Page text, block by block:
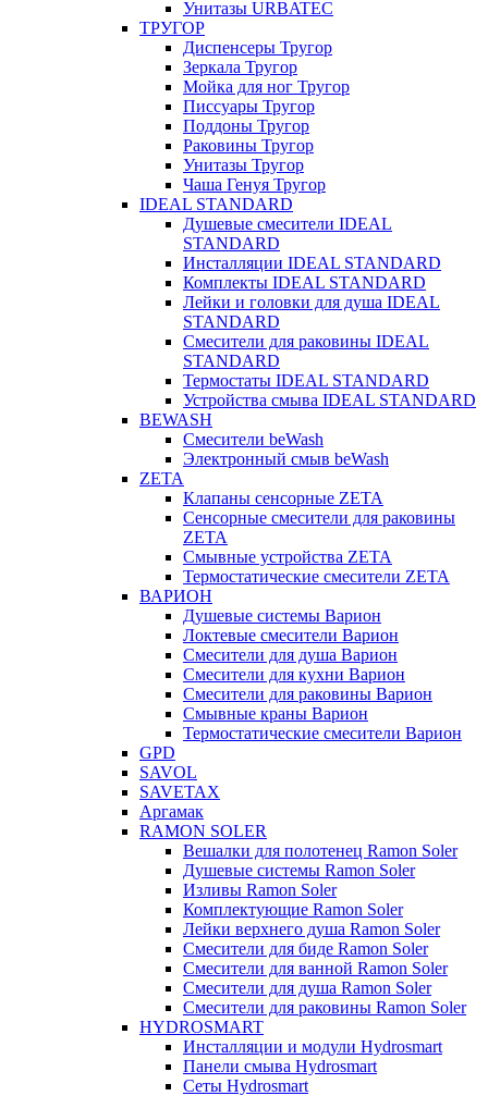
Унитазы URBATEC
ТРУГОР
Диспенсеры Тругор
Зеркала Тругор
Мойка для ног Тругор
Писсуары Тругор
Поддоны Тругор
Раковины Тругор
Унитазы Тругор
Чаша Генуя Тругор
IDEAL STANDARD
Душевые смесители IDEAL
STANDARD
Инсталляции IDEAL STANDARD
Комплекты IDEAL STANDARD
Лейки и головки для душа IDEAL
STANDARD
Смесители для раковины IDEAL
STANDARD
Термостаты IDEAL STANDARD
Устройства смыва IDEAL STANDARD
BEWASH
Смесители beWash
Электронный смыв beWash
ZETA
Клапаны сенсорные ZETA
Сенсорные смесители для раковины
ZETA
Смывные устройства ZETA
Термостатические смесители ZETA
ВАРИОН
Душевые системы Варион
Локтевые смесители Варион
Смесители для душа Варион
Смесители для кухни Варион
Смесители для раковины Варион
Смывные краны Варион
Термостатические смесители Варион
GPD
SAVOL
SAVETAX
Аргамак
RAMON SOLER
Вешалки для полотенец Ramon Soler
Душевые системы Ramon Soler
Изливы Ramon Soler
Комплектующие Ramon Soler
Лейки верхнего душа Ramon Soler
Смесители для биде Ramon Soler
Смесители для ванной Ramon Soler
Смесители для душа Ramon Soler
Смесители для раковины Ramon Soler
HYDROSMART
Инсталляции и модули Hydrosmart
Панели смыва Hydrosmart
Сеты Hydrosmart